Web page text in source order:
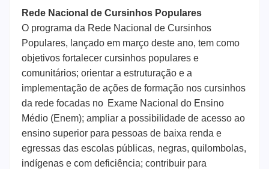
Rede Nacional de Cursinhos Populares
O programa da Rede Nacional de Cursinhos
Populares, lançado em março deste ano, tem como
objetivos fortalecer cursinhos populares e
comunitários; orientar a estruturação e a
implementação de ações de formação nos cursinhos
da rede focadas no Exame Nacional do Ensino
Médio (Enem); ampliar a possibilidade de acesso ao
ensino superior para pessoas de baixa renda e
egressas das escolas públicas, negras, quilombolas,
indígenas e com deficiência; contribuir para